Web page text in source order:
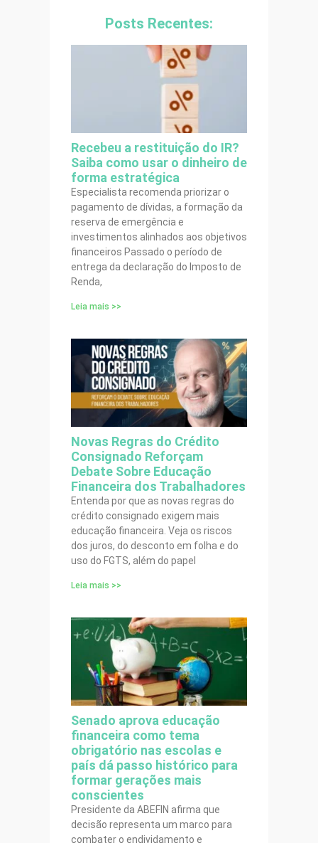
Posts Recentes:
Recebeu a restituição do IR?
Saiba como usar o dinheiro de
forma estratégica
Especialista recomenda priorizar o
pagamento de dívidas, a formação da
reserva de emergência e
investimentos alinhados aos objetivos
financeiros Passado o período de
entrega da declaração do Imposto de
Renda,
Leia mais >>
Novas Regras do Crédito
Consignado Reforçam
Debate Sobre Educação
Financeira dos Trabalhadores
Entenda por que as novas regras do
crédito consignado exigem mais
educação financeira. Veja os riscos
dos juros, do desconto em folha e do
uso do FGTS, além do papel
Leia mais >>
Senado aprova educação
financeira como tema
obrigatório nas escolas e
país dá passo histórico para
formar gerações mais
conscientes
Presidente da ABEFIN afirma que
decisão representa um marco para
combater o endividamento e